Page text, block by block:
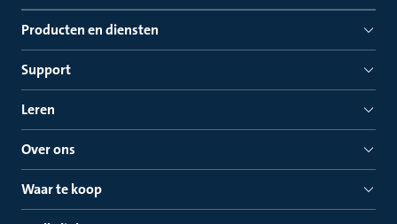
Producten en diensten
Support
Leren
Over ons
Waar te koop